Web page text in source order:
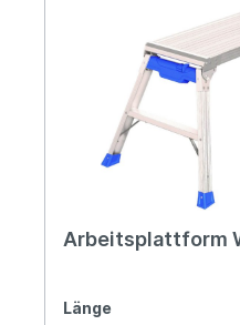
Arbeitsplattform
Länge